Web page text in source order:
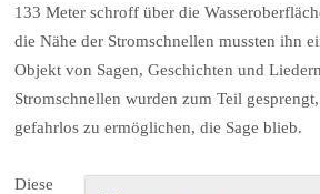
133 Meter schroff über die
die Nähe der Stromschnellen mussten ihn
Objekt von Sagen, Geschichten und
Stromschnellen wurden zum Teil
gefahrlos zu ermöglichen, die Sage blieb.
Diese